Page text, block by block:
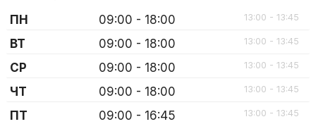
ПН
09:00 - 18:00 13:00 - 13:45
ВТ 09:00 - 18:00 13:00 - 13:45
СР 09:00 - 18:00 13:00 - 13:45
ЧТ 09:00 - 18:00 13:00 - 13:45
ПТ 09:00 - 16:45 13:00 - 13:45